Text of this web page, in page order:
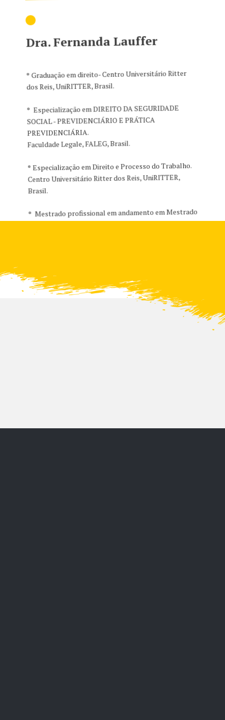
Dra. Fernanda Lauffer
*Graduação em direito- Centro Universitário Ritter
dos Reis, UniRITTER, Brasil.
* Especialização em DIREITO DA SEGURIDADE
SOCIAL - PREVIDENCIÁRIO E PRÁTICA
PREVIDENCIÁRIA.
Faculdade Legale, FALEG, Brasil.
* Especialização em Direito e Processo do Trabalho.
Centro Universitário Ritter dos Reis, UniRITTER,
Brasil.
* Mestrado profissional em andamento em Mestrado
em Direito e Negócios Internacionais.